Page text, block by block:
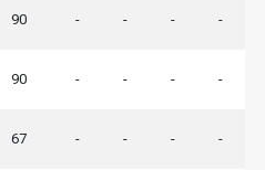
90 - - - -
90 - - - -
67 - - - -